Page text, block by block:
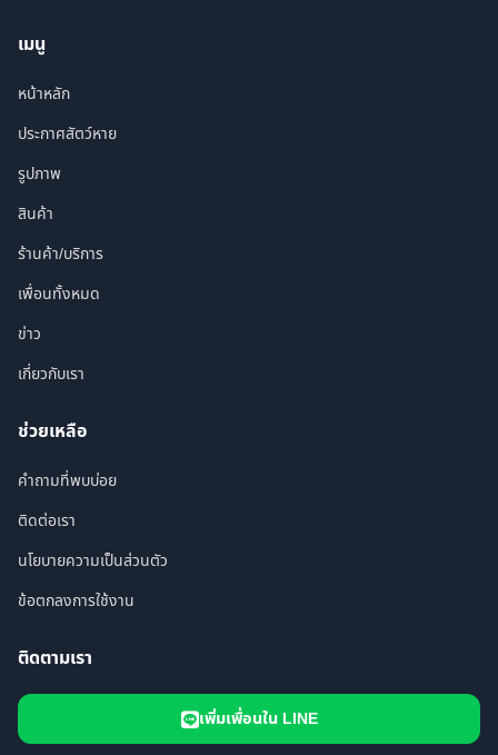
เมนู
หน้าหลัก
ประกาศสัตว์หาย
รูปภาพ
สินค้า
ร้านค้า/บริการ
เพื่อนทั้งหมด
ข่าว
เกี่ยวกับเรา
ช่วยเหลือ
คำถามที่พบบ่อย
ติดต่อเรา
นโยบายความเป็นส่วนตัว
ข้อตกลงการใช้งาน
ติดตามเรา
เพิ่มเพื่อนใน LINE